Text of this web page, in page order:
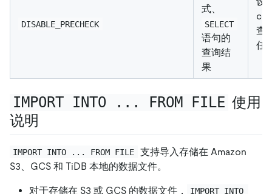
DISABLE_PRECHECK
式、
SELECT
语句的
查询结
果
查
任
IMPORT INTO ... FROM FILE 使用
说明
IMPORT INTO ... FROM FILE
支持导入存储在 Amazon
S3、GCS 和 TiDB 本地的数据文件。
对于存储在 S3 或 GCS 的数据文件，
IMPORT INTO